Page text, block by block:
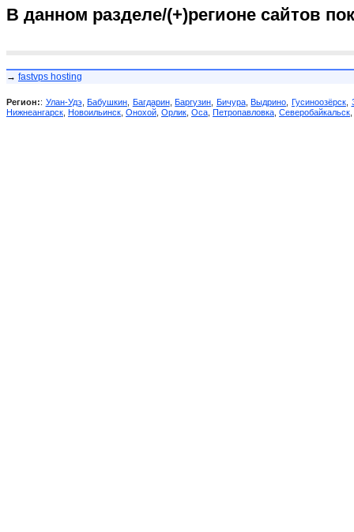
В данном разделе/(+)регионе сайтов
→ fastvps hosting
Регион:: Улан-Удэ ,Бабушкин Багдарин,Баргузин Бичура,Выдрино Гусиноозёрск,
Нижнеангарск Новоильинск Онохой Орлик Оса Петропавловка Северобайкальск